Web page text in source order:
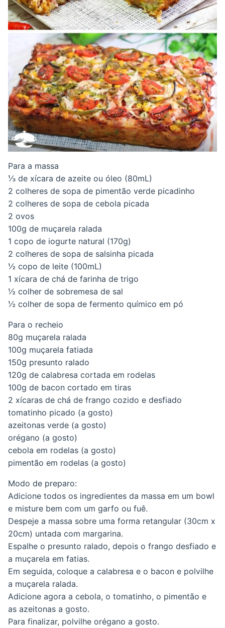
Para a massa
⅓ de xícara de azeite ou óleo (80mL)
2 colheres de sopa de pimentão verde picadinho
2 colheres de sopa de cebola picada
2 ovos
100g de muçarela ralada
1 copo de iogurte natural (170g)
2 colheres de sopa de salsinha picada
½ copo de leite (100mL)
1 xícara de chá de farinha de trigo
½ colher de sobremesa de sal
½ colher de sopa de fermento químico em pó
Para o recheio
80g muçarela ralada
100g muçarela fatiada
150g presunto ralado
120g de calabresa cortada em rodelas
100g de bacon cortado em tiras
2 xícaras de chá de frango cozido e desfiado
tomatinho picado (a gosto)
azeitonas verde (a gosto)
orégano (a gosto)
cebola em rodelas (a gosto)
pimentão em rodelas (a gosto)
Modo de preparo:
Adicione todos os ingredientes da massa em um bowl
e misture bem com um garfo ou fuê.
Despeje a massa sobre uma forma retangular (30cm x
20cm) untada com margarina.
Espalhe o presunto ralado, depois o frango desfiado e
a muçarela em fatias.
Em seguida, coloque a calabresa e o bacon e polvilhe
a muçarela ralada.
Adicione agora a cebola, o tomatinho, o pimentão e
as azeitonas a gosto.
Para finalizar, polvilhe orégano a gosto.